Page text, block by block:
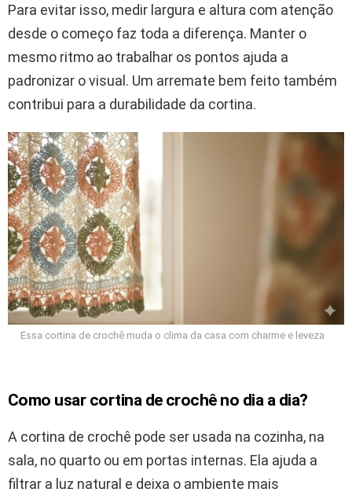
Para evitar isso, medir largura e altura com atenção
desde o começo faz toda a diferença. Manter o
mesmo ritmo ao trabalhar os pontos ajuda a
padronizar o visual. Um arremate bem feito também
contribui para a durabilidade da cortina.
Essa cortina de crochê muda o clima da casa com charme e leveza
Como usar cortina de crochê no dia a dia?
A cortina de crochê pode ser usada na cozinha, na
sala, no quarto ou em portas internas. Ela ajuda a
filtrar a luz natural e deixa o ambiente mais